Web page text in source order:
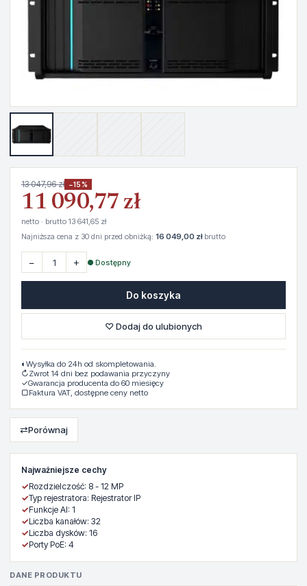
Najważniejsze cechy
✓Rozdzielczość: 8 - 12 MP
✓Typ rejestratora: Rejestrator IP
✓Funkcje AI: 1
✓Liczba kanałów: 32
✓Liczba dysków: 16
✓Porty PoE: 4
DANE PRODUKTU
13 047,96 zł −15%
11 090,77 zł
netto · brutto 13 641,65 zł
Najniższa cena z 30 dni przed obniżką: 16 049,00 złbrutto
− + ● Dostępny
Do koszyka
♡ Dodaj do ulubionych
◐ Wysyłka do 24h od skompletowania.
↻Zwrot 14 dni bez podawania przyczyny
✓Gwarancja producenta do 60 miesięcy
▢Faktura VAT, dostępne ceny netto
⇄Porównaj